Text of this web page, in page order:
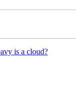
is a cloud?